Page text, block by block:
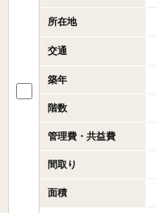
所在地
交通
築年
階数
管理費・共益費
間取り
面積